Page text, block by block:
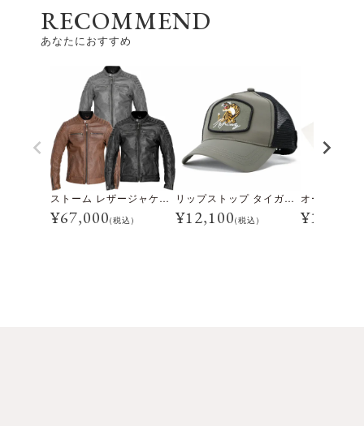
RECOMMEND
あなたにおすすめ
ストーム レザージャケット
¥67,000(税込)
リップストップ タイガーロゴ キャップ
¥12,100(税込) ¥19,800